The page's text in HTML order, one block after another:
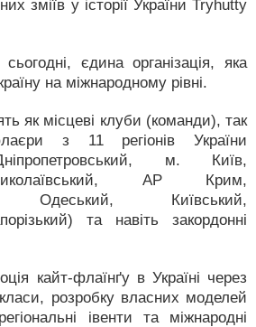
зміїв у історії України Tryhutty
єдина організація, яка
на міжнародному рівні.
як місцеві клуби (команди), так
з 11 регіонів України
м. Київ,
АР Крим,
Одеський, Київський,
та навіть закордонні
кайт-флаїнґу в Україні через
розробку власних моделей
івенти та міжнародні